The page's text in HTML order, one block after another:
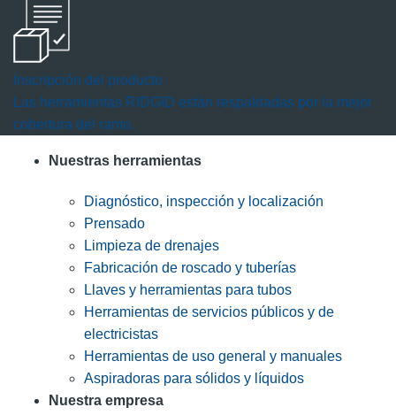
Inscripción del producto
Las herramientas RIDGID están respaldadas por la mejor
cobertura del ramo.
Nuestras herramientas
Diagnóstico, inspección y localización
Prensado
Limpieza de drenajes
Fabricación de roscado y tuberías
Llaves y herramientas para tubos
Herramientas de servicios públicos y de
electricistas
Herramientas de uso general y manuales
Aspiradoras para sólidos y líquidos
Nuestra empresa